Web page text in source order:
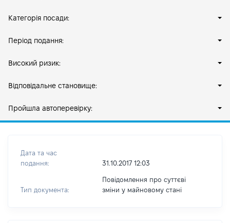
Категорія посади:
Період подання:
Високий ризик:
Відповідальне становище:
Пройшла автоперевірку:
Дата та час
подання:
31.10.2017 12:03
Тип документа:
Повідомлення про суттєві
зміни y майновому стані